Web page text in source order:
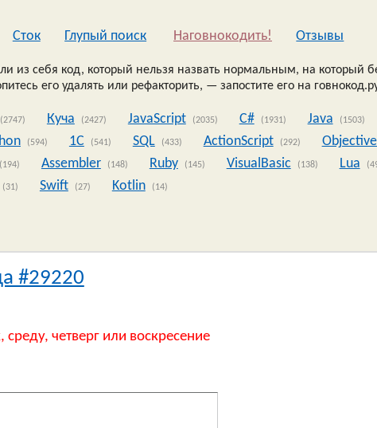
Сток Глупый поиск Наговнокодить! Oтзывы
из себя код, который нельзя назвать нормальным, на который
его удалять или рефакторить, — запостите его на
(2747) Куча (2427) JavaScript (2035) C# (1931) Java (1503)
(594) 1C (541) SQL (433) ActionScript (292) Objective
(194) Assembler (148) Ruby (145) VisualBasic (138) Lua
(31) Swift (27) Kotlin (14)
#29220
среду, четверг или воскресение